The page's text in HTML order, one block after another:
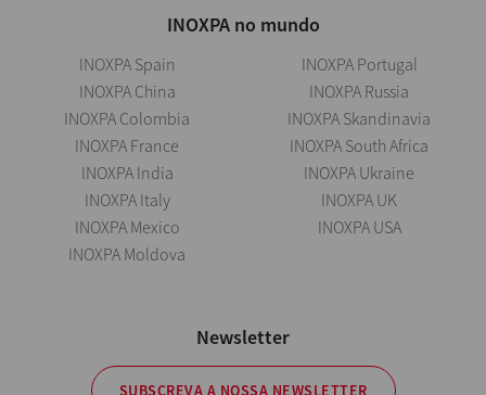
INOXPA no mundo
INOXPA Spain
INOXPA China
INOXPA Colombia
INOXPA France
INOXPA India
INOXPA Italy
INOXPA Mexico
INOXPA Moldova
INOXPA Portugal
INOXPA Russia
INOXPA Skandinavia
INOXPA South Africa
INOXPA Ukraine
INOXPA UK
INOXPA USA
Newsletter
SUBSCREVA A NOSSA NEWSLETTER